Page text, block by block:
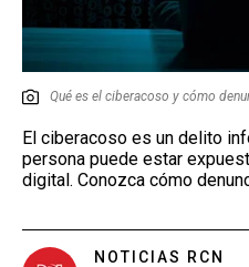
Qué es el ciberacoso y cómo
El ciberacoso es un delito
persona puede estar
digital. Conozca cómo
NOTICIAS RCN